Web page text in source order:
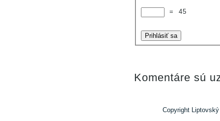
= 45
Prihlásiť sa
Komentáre sú
Copyright